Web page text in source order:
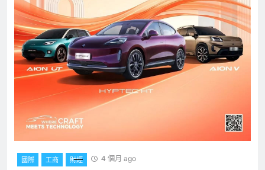
國際 工商 財經 4 個月 ago